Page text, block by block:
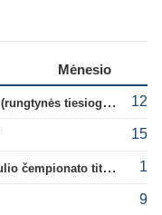
Mėnesio
Konferencijų lyga: „Žalgiris“ – „Hajduk“ (rungtynės tiesiogiai) 12
15
B. Mendy: „Darau ką noriu su savo pasaulio čempionato titulu“ 1
9